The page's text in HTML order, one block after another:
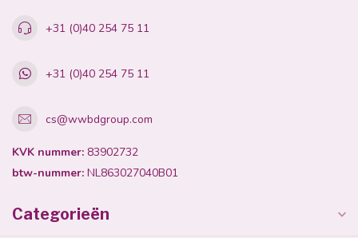
+31 (0)40 254 75 11
+31 (0)40 254 75 11
cs@wwbdgroup.com
KVK nummer: 83902732
btw-nummer: NL863027040B01
Categorieën